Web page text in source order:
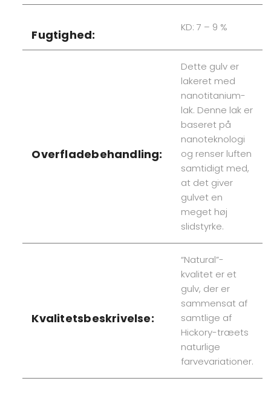
Fugtighed:
KD: 7 – 9 %
Overfladebehandling:
Dette gulv er
lakeret med
nanotitanium-
lak. Denne lak er
baseret på
nanoteknologi
og renser luften
samtidigt med,
at det giver
gulvet en
meget høj
slidstyrke.
Kvalitetsbeskrivelse:
“Natural”-
kvalitet er et
gulv, der er
sammensat af
samtlige af
Hickory-træets
naturlige
farvevariationer.